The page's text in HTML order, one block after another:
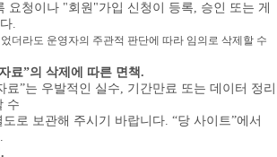
요청이나 "회원"가입 신청이 등록, 승인 또는 게
.
더라도 운영자의 주관적 판단에 따라 임의로 삭제할 수
료”의 삭제에 따른 면책.
료”는 우발적인 실수, 기간만료 또는 데이터 정리
수
로 보관해 주시기 바랍니다. “당 사이트”에서